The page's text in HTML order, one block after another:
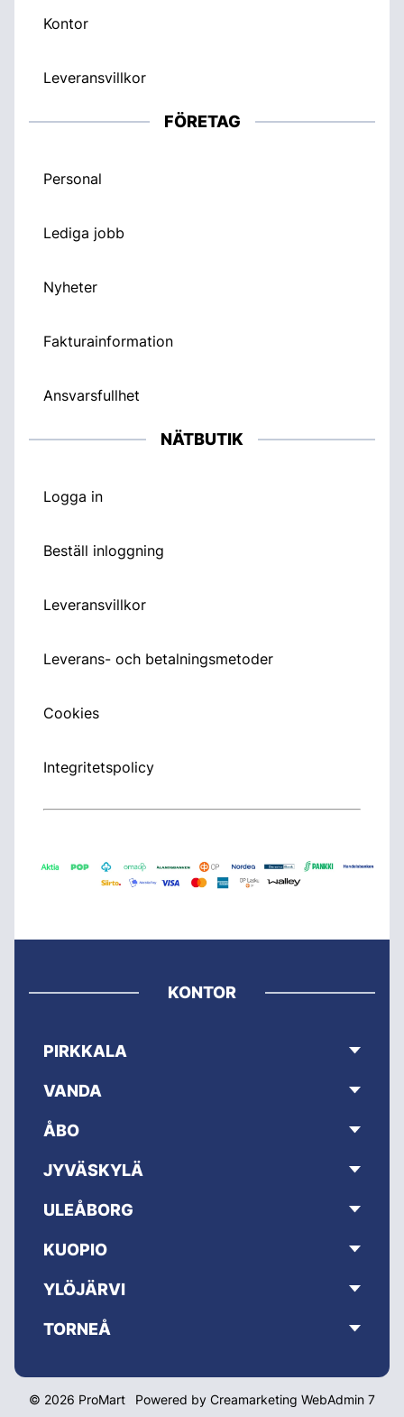
Kontor
Leveransvillkor
FÖRETAG
Personal
Lediga jobb
Nyheter
Fakturainformation
Ansvarsfullhet
NÄTBUTIK
Logga in
Beställ inloggning
Leveransvillkor
Leverans- och betalningsmetoder
Cookies
Integritetspolicy
KONTOR
PIRKKALA
VANDA
ÅBO
JYVÄSKYLÄ
ULEÅBORG
KUOPIO
YLÖJÄRVI
TORNEÅ
© 2026 ProMart Powered by Creamarketing WebAdmin 7